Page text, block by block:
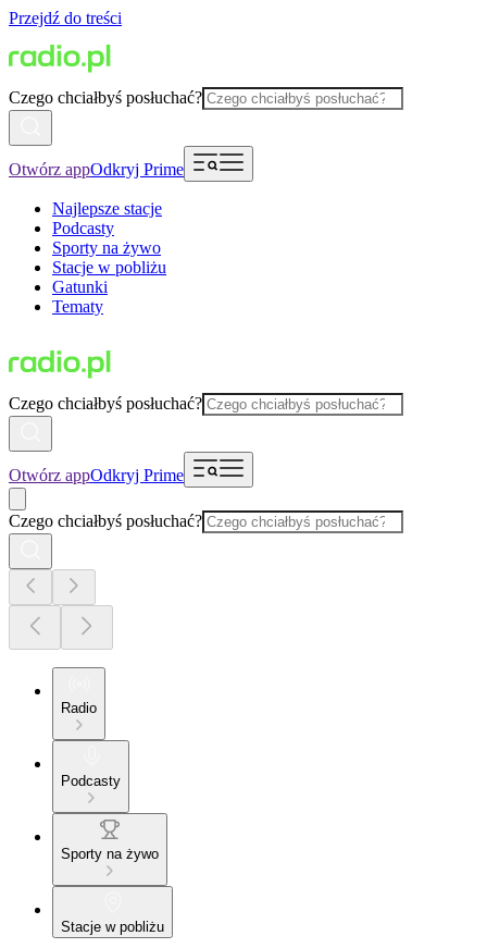
Przejdź do treści
Czego chciałbyś posłuchać?
Otwórz appOdkryj Prime
Najlepsze stacje
Podcasty
Sporty na żywo
Stacje w pobliżu
Gatunki
Tematy
Czego chciałbyś posłuchać?
Otwórz appOdkryj Prime
Czego chciałbyś posłuchać?
Radio
Podcasty
Sporty na żywo
Stacje w pobliżu